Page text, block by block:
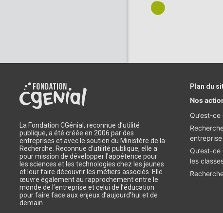
La Fondation CGénial, reconnue d’utilité
publique, a été créée en 2006 par des
entreprises et avec le soutien du Ministère de la
Recherche. Reconnue d’utilité publique, elle a
pour mission de développer l'appétence pour
les sciences et les technologies chez les jeunes
et leur faire découvrir les métiers associés. Elle
œuvre également au rapprochement entre le
monde de l’entreprise et celui de l’éducation
pour faire face aux enjeux d’aujourd’hui et de
demain.
Plan du
Nos
Qu’est-
entreprise
Qu’est-
les